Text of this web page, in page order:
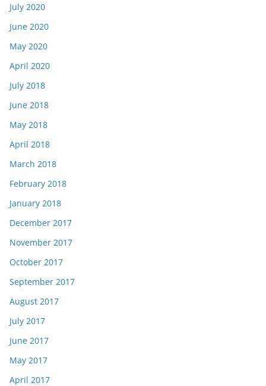
July 2020
June 2020
May 2020
April 2020
July 2018
June 2018
May 2018
April 2018
March 2018
February 2018
January 2018
December 2017
November 2017
October 2017
September 2017
August 2017
July 2017
June 2017
May 2017
April 2017